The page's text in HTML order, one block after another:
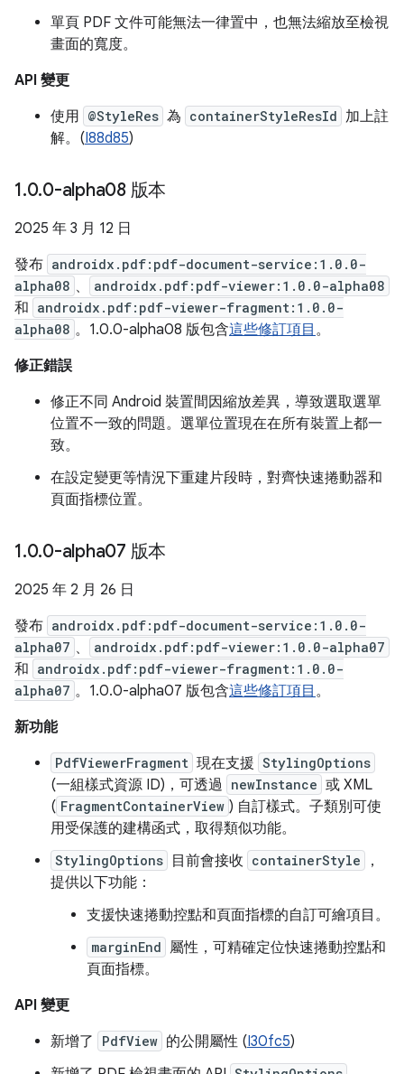
單頁 PDF 文件可能無法一律置中，也無法縮放至檢視
畫面的寬度。
API 變更
使用 @StyleRes 為 containerStyleResId 加上註
解。(I88d85)
1.0.0-alpha08 版本
2025 年 3 月 12 日
發布 androidx.pdf:pdf-document-service:1.0.0-
alpha08 、 androidx.pdf:pdf-viewer:1.0.0-alpha08
和 androidx.pdf:pdf-viewer-fragment:1.0.0-
alpha08 。1.0.0-alpha08 版包含這些修訂項目 。
修正錯誤
修正不同 Android 裝置間因縮放差異，導致選取選單
位置不一致的問題。選單位置現在在所有裝置上都一
致。
在設定變更等情況下重建片段時，對齊快速捲動器和
頁面指標位置。
1.0.0-alpha07 版本
2025 年 2 月 26 日
發布 androidx.pdf:pdf-document-service:1.0.0-
alpha07 、 androidx.pdf:pdf-viewer:1.0.0-alpha07
和 androidx.pdf:pdf-viewer-fragment:1.0.0-
alpha07 。1.0.0-alpha07 版包含這些修訂項目 。
新功能
PdfViewerFragment 現在支援 StylingOptions
(一組樣式資源 ID)，可透過 newInstance 或 XML
( FragmentContainerView ) 自訂樣式。子類別可使
用受保護的建構函式，取得類似功能。
StylingOptions 目前會接收 containerStyle
，
提供以下功能：
支援快速捲動控點和頁面指標的自訂可繪項目。
marginEnd 屬性，可精確定位快速捲動控點和
頁面指標。
API 變更
新增了
PdfView 的公開屬性 (I30fc5)